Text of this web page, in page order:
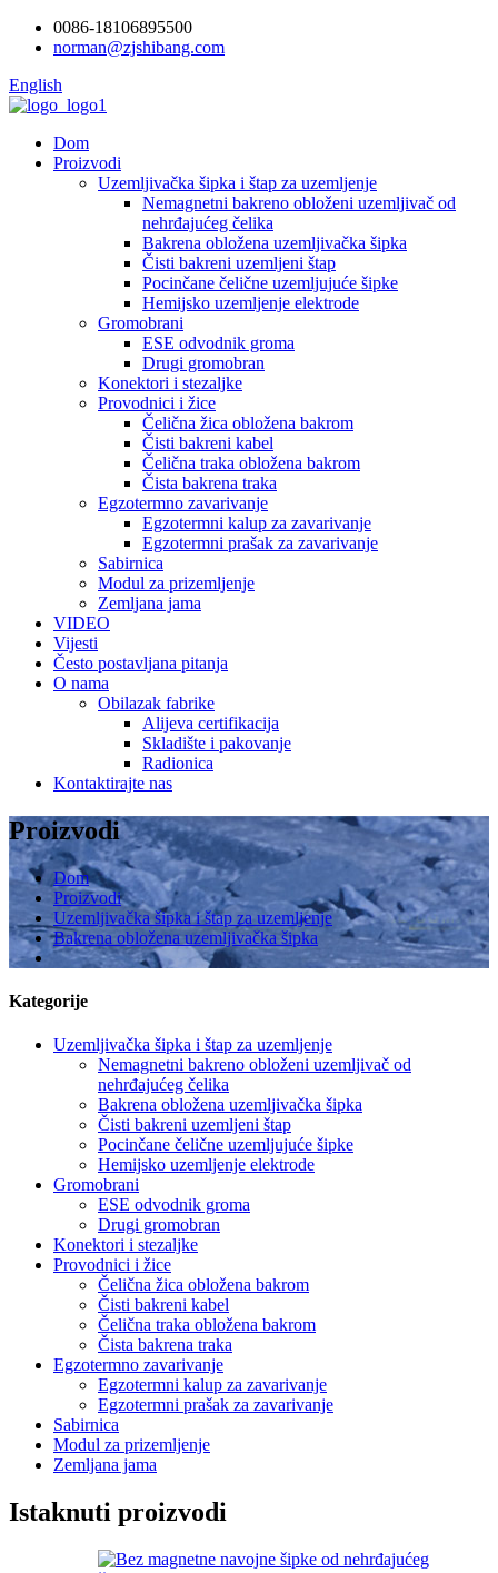
0086-18106895500
norman@zjshibang.com
English
Dom
Proizvodi
Uzemljivačka šipka i štap za uzemljenje
Nemagnetni bakreno obloženi uzemljivač od
nehrđajućeg čelika
Bakrena obložena uzemljivačka šipka
Čisti bakreni uzemljeni štap
Pocinčane čelične uzemljujuće šipke
Hemijsko uzemljenje elektrode
Gromobrani
ESE odvodnik groma
Drugi gromobran
Konektori i stezaljke
Provodnici i žice
Čelična žica obložena bakrom
Čisti bakreni kabel
Čelična traka obložena bakrom
Čista bakrena traka
Egzotermno zavarivanje
Egzotermni kalup za zavarivanje
Egzotermni prašak za zavarivanje
Sabirnica
Modul za prizemljenje
Zemljana jama
VIDEO
Vijesti
Često postavljana pitanja
O nama
Obilazak fabrike
Alijeva certifikacija
Skladište i pakovanje
Radionica
Kontaktirajte nas
Proizvodi
Dom
Proizvodi
Uzemljivačka šipka i štap za uzemljenje
Bakrena obložena uzemljivačka šipka
Kategorije
Uzemljivačka šipka i štap za uzemljenje
Nemagnetni bakreno obloženi uzemljivač od
nehrđajućeg čelika
Bakrena obložena uzemljivačka šipka
Čisti bakreni uzemljeni štap
Pocinčane čelične uzemljujuće šipke
Hemijsko uzemljenje elektrode
Gromobrani
ESE odvodnik groma
Drugi gromobran
Konektori i stezaljke
Provodnici i žice
Čelična žica obložena bakrom
Čisti bakreni kabel
Čelična traka obložena bakrom
Čista bakrena traka
Egzotermno zavarivanje
Egzotermni kalup za zavarivanje
Egzotermni prašak za zavarivanje
Sabirnica
Modul za prizemljenje
Zemljana jama
Istaknuti proizvodi